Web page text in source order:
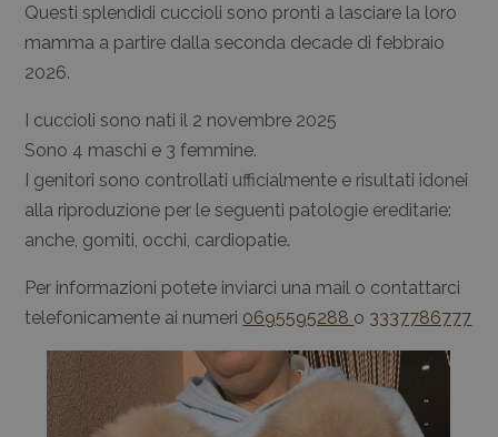
Questi splendidi cuccioli sono pronti a lasciare la loro
mamma a partire dalla seconda decade di febbraio
2026.
I cuccioli sono nati il 2 novembre 2025
Sono 4 maschi e 3 femmine.
I genitori sono controllati ufficialmente e risultati idonei
alla riproduzione per le seguenti patologie ereditarie:
anche, gomiti, occhi, cardiopatie.
Per informazioni potete inviarci una mail o contattarci
telefonicamente ai numeri 0695595288 o 3337786777